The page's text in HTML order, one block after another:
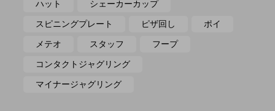
ハット シェーカーカップ
スピニングプレート ピザ回し ポイ
メテオ スタッフ フープ
コンタクトジャグリング
マイナージャグリング